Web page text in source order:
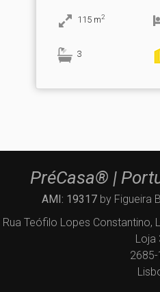
115 m2
3
PréCasa® |
AMI: 19317 by Figueira
Rua Teófilo Lopes Constantino,
Loja